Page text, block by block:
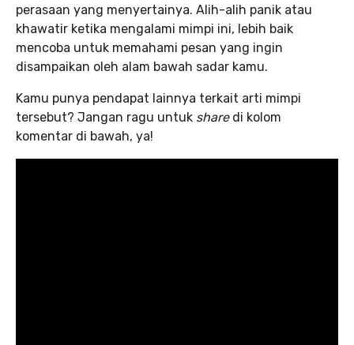
perasaan yang menyertainya. Alih-alih panik atau
khawatir ketika mengalami mimpi ini, lebih baik
mencoba untuk memahami pesan yang ingin
disampaikan oleh alam bawah sadar kamu.
Kamu punya pendapat lainnya terkait arti mimpi
tersebut? Jangan ragu untuk sharedi kolom
komentar di bawah, ya!